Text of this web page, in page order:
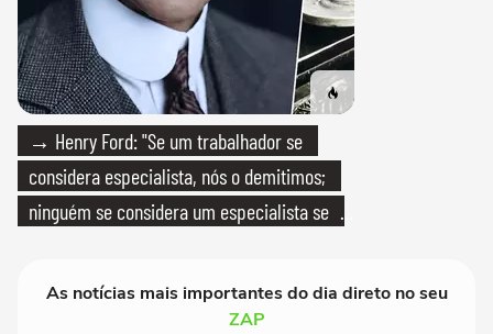
→ Henry Ford: "Se um trabalhador se
considera especialista, nós o demitimos;
ninguém se considera um especialista se
As notícias mais importantes do dia direto no seu
ZAP